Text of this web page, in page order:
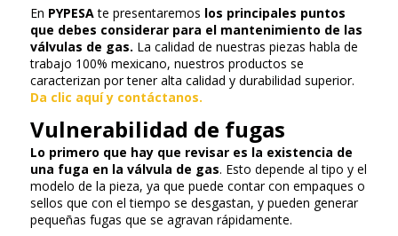
En PYPESAte presentaremos los principales puntos
que debes considerar para el mantenimiento de las
válvulas de gas. La calidad de nuestras piezas habla de
trabajo 100% mexicano, nuestros productos se
caracterizan por tener alta calidad y durabilidad superior.
Da clic aquí y contáctanos.
Vulnerabilidad de fugas
Lo primero que hay que revisar es la existencia de
una fuga en la válvula de gas. Esto depende al tipo y el
modelo de la pieza, ya que puede contar con empaques o
sellos que con el tiempo se desgastan, y pueden generar
pequeñas fugas que se agravan rápidamente.